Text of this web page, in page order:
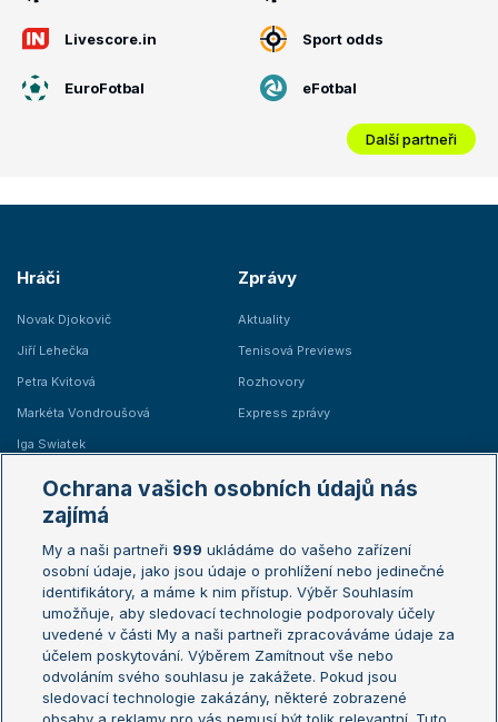
Livescore.in Sport odds
EuroFotbal eFotbal
Další partneři
Hráči
Novak Djokovič
Jiří Lehečka
Petra Kvitová
Markéta Vondroušová
Iga Swiatek
Zprávy
Aktuality
Tenisová Previews
Rozhovory
Express zprávy
Žebříčky
Žebříček ATP (muži)
Žebříček WTA (ženy)
Sázkařský žebříček
Australian Open
French Open
Wimbledon
US Open
Turnaj mistrů
Turnaj mistryň
Ochrana vašich osobních údajů nás
zajímá
My a naši partneři 999 ukládáme do vašeho zařízení
osobní údaje, jako jsou údaje o prohlížení nebo jedinečné
identifikátory, a máme k nim přístup. Výběr Souhlasím
umožňuje, aby sledovací technologie podporovaly účely
uvedené v části My a naši partneři zpracováváme údaje za
účelem poskytování. Výběrem Zamítnout vše nebo
odvoláním svého souhlasu je zakážete. Pokud jsou
sledovací technologie zakázány, některé zobrazené